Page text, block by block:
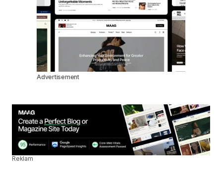
Advertisement
Reklam